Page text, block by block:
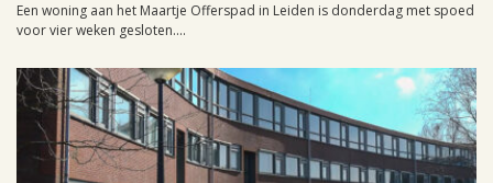
Een woning aan het Maartje Offerspad in Leiden is donderdag met spoed
voor vier weken gesloten....